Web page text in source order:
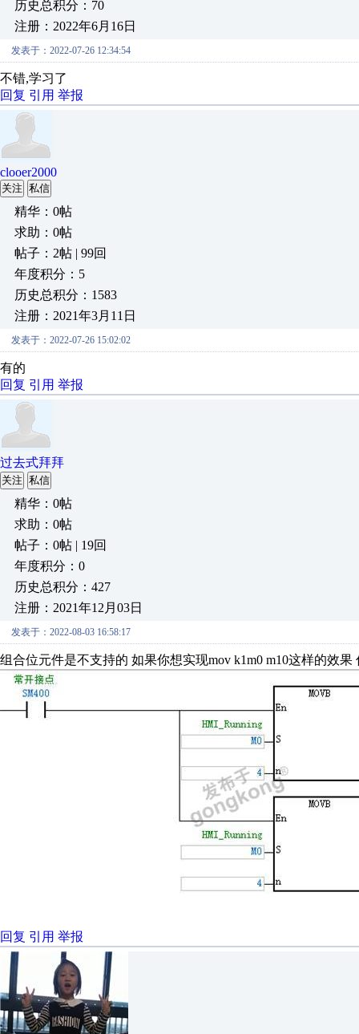
历史总积分：70
注册：2022年6月16日
发表于：2022-07-26 12:34:54
不错,学习了
回复 引用 举报
clooer2000
关注 私信
精华：0帖
求助：0帖
帖子：2帖 | 99回
年度积分：5
历史总积分：1583
注册：2021年3月11日
发表于：2022-07-26 15:02:02
有的
回复 引用 举报
过去式拜拜
关注 私信
精华：0帖
求助：0帖
帖子：0帖 | 19回
年度积分：0
历史总积分：427
注册：2021年12月03日
发表于：2022-08-03 16:58:17
组合位元件是不支持的 如果你想实现mov k1m0 m10这样的效
回复 引用 举报